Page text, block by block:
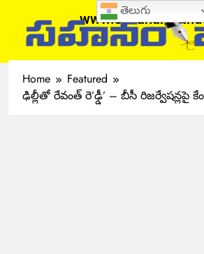
Home
Featured
ఢిల్లీతో రేవంత్ రె’ఢ్డీ’ – బీసీ రిజర్వేషన్లపై
తెలుగు